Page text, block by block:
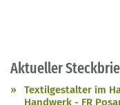
Aktueller
Textilgestalter im
Handwerk - FR